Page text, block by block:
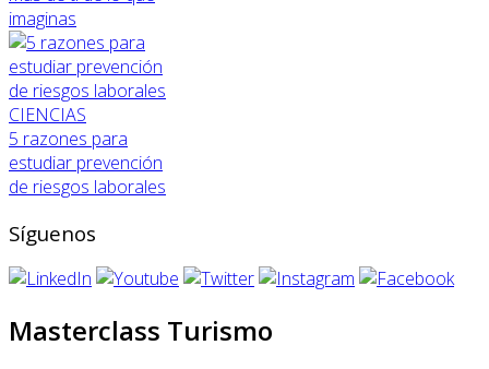
imaginas
CIENCIAS
5 razones para
estudiar prevención
de riesgos laborales
Síguenos
Masterclass Turismo